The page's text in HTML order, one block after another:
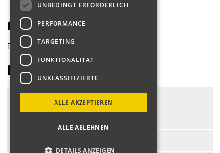
Fahrerliste 2018
zurück
Kramer Iris
Start-Nr.:
322
Fahrer:
Kramer Iris
Fahrzeug:
MAG Racing
UNBEDINGT ERFORDERLICH
PERFORMANCE
TARGETING
FUNKTIONALITÄT
UNKLASSIFIZIERTE
ALLE AKZEPTIEREN
ALLE ABLEHNEN
DETAILS ANZEIGEN